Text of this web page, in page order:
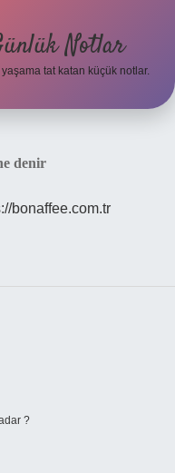
Notlar
tat katan küçük notlar.
denir
bonaffee.com.tr
?